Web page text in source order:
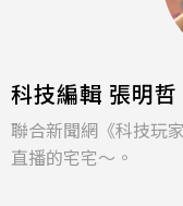
科技編輯 張明哲
聯合新聞網《科技玩
直播的宅宅～。